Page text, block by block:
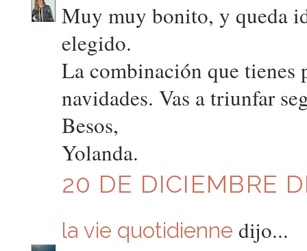
Muy muy bonito, y queda
elegido.
La combinación que tienes
navidades. Vas a triunfar
Besos,
Yolanda.
20 DE DICIEMBRE
la vie quotidienne dijo...